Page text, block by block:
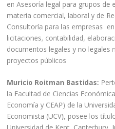
en Asesoría legal para grupos de
materia comercial, laboral y de
Consultoría para las empresas
licitaciones, contabilidad,
documentos legales y no legales
proyectos públicos
Muricio Roitman Bastidas:
la Facultad de Ciencias
Economía y CEAP) de la
Economista (UCV), posee los